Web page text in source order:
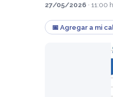
27/05/2026 · 11:00
📅 Agregar a mi